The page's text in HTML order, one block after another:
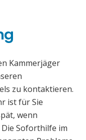
Kammerjäger
zu kontaktieren.
ist für Sie
wenn
Soforthilfe im